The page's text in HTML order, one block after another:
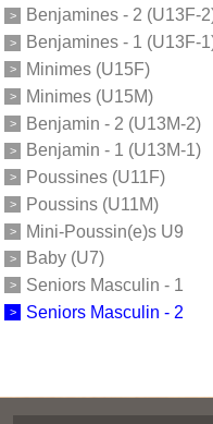
Benjamines - 2 (U13F-
Benjamines - 1 (U13F-
Minimes (U15F)
Minimes (U15M)
Benjamin - 2 (U13M-2)
Benjamin - 1 (U13M-1)
Poussines (U11F)
Poussins (U11M)
Mini-Poussin(e)s U9
Baby (U7)
Seniors Masculin - 1
Seniors Masculin - 2